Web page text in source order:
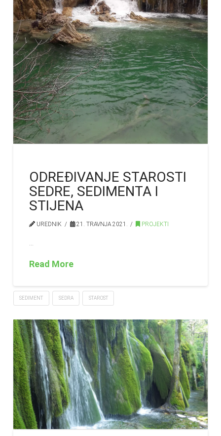
ODREĐIVANJE STAROSTI
SEDRE, SEDIMENTA I
STIJENA
UREDNIK 21. TRAVNJA 2021. PROJEKTI
Read More
SEDIMENT SEDRA STAROST